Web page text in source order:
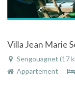
Villa Jean Marie
Sengouagnet (17
Appartement